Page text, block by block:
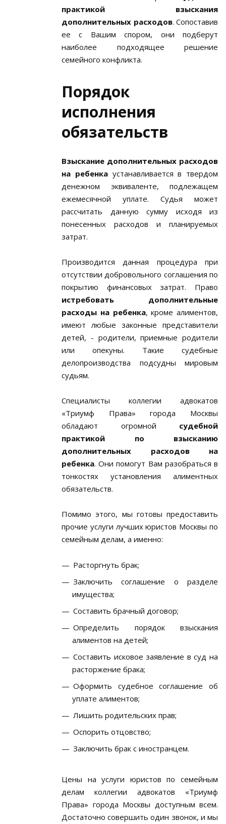
практикой взыскания
дополнительных расходов. Сопоставив
ее с Вашим спором, они подберут
наиболее подходящее решение
семейного конфликта.
Порядок
исполнения
обязательств
Взыскание дополнительных расходов
на ребенкаустанавливается в твердом
денежном эквиваленте, подлежащем
ежемесячной уплате. Судья может
рассчитать данную сумму исходя из
понесенных расходов и планируемых
затрат.
Производится данная процедура при
отсутствии добровольного соглашения по
покрытию финансовых затрат. Право
истребовать дополнительные
расходы на ребенка, кроме алиментов,
имеют любые законные представители
детей, - родители, приемные родители
или опекуны. Такие судебные
делопроизводства подсудны мировым
судьям.
Специалисты коллегии адвокатов
«Триумф Права» города Москвы
обладают огромной судебной
практикой по взысканию
дополнительных расходов на
ребенка. Они помогут Вам разобраться в
тонкостях установления алиментных
обязательств.
Помимо этого, мы готовы предоставить
прочие услуги лучших юристов Москвы по
семейным делам, а именно:
Расторгнуть брак;
Заключить соглашение о разделе
имущества;
Составить брачный договор;
Определить порядок взыскания
алиментов на детей;
Составить исковое заявление в суд на
расторжение брака;
Оформить судебное соглашение об
уплате алиментов;
Лишить родительских прав;
Оспорить отцовство;
Заключить брак с иностранцем.
Цены на услуги юристов по семейным
делам коллегии адвокатов «Триумф
Права» города Москвы доступным всем.
Достаточно совершить один звонок, и мы